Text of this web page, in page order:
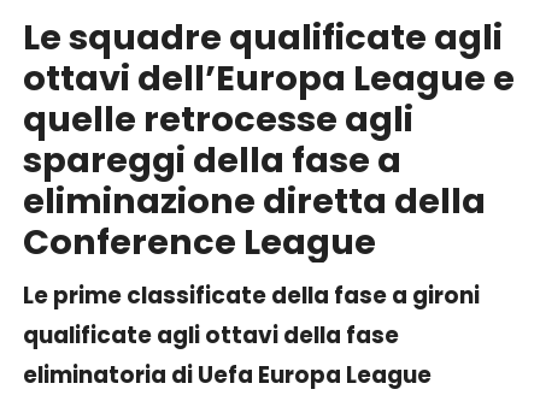
Le squadre qualificate agli
ottavi dell’Europa League e
quelle retrocesse agli
spareggi della fase a
eliminazione diretta della
Conference League
Le prime classificate della fase a gironi
qualificate agli ottavi della fase
eliminatoria di Uefa Europa League